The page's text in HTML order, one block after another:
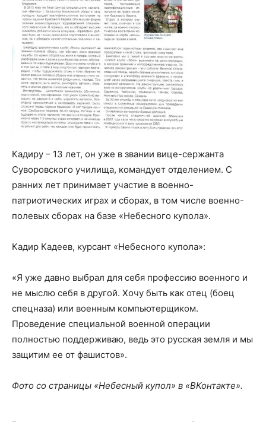
Кадиру – 13 лет, он уже в звании вице-сержанта
Суворовского училища, командует отделением. С
ранних лет принимает участие в военно-
патриотических играх и сборах, в том числе военно-
полевых сборах на базе «Небесного купола».
Кадир Кадеев, курсант «Небесного купола»:
«Я уже давно выбрал для себя профессию военного и
не мыслю себя в другой. Хочу быть как отец (боец
спецназа) или военным компьютерщиком.
Проведение специальной военной операции
полностью поддерживаю, ведь это русская земля и мы
защитим ее от фашистов».
Фото со страницы «Небесный купол» в «ВКонтакте».